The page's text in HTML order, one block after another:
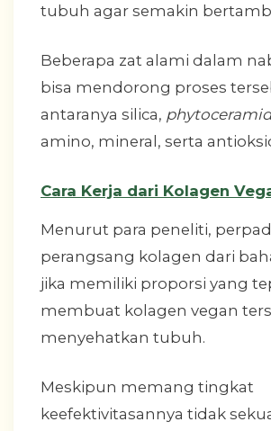
tubuh agar semakin
Beberapa zat alami dalam
bisa mendorong proses
antaranya silica,
amino, mineral, serta
Cara Kerja dari Kolagen
Menurut para peneliti,
perangsang kolagen dari
jika memiliki proporsi yang
membuat kolagen vegan
menyehatkan tubuh.
Meskipun memang tingkat
keefektivitasannya tidak